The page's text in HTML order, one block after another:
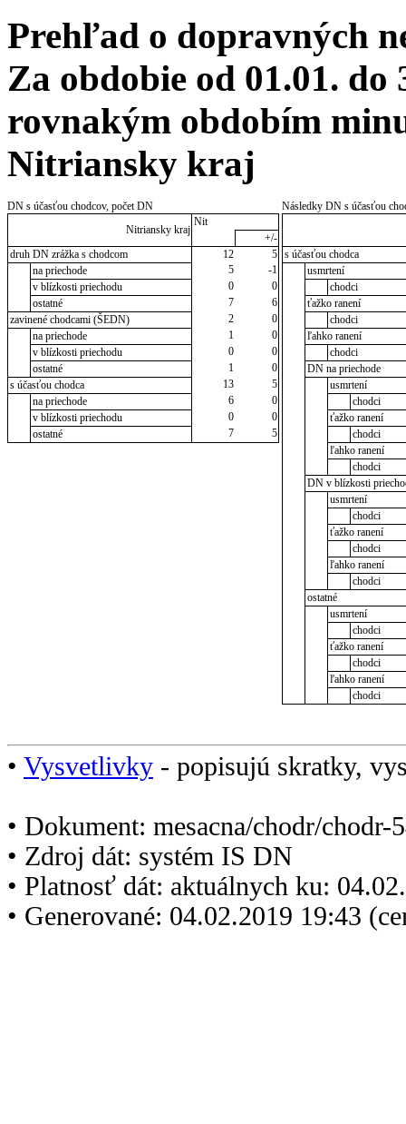
Prehľad o dopravných
Za obdobie od 01.01. do
rovnakým obdobím
Nitriansky kraj
DN s účasťou chodcov, počet DN
Nitriansky kraj
Nit
+/-
druh DN zrážka s chodcom
12
5
na priechode
5
-1
v blízkosti priechodu
0
0
ostatné
7
6
zavinené chodcami (ŠEDN)
2
0
na priechode
1
0
v blízkosti priechodu
0
0
ostatné
1
0
s účasťou chodca
13
5
na priechode
6
0
v blízkosti priechodu
0
0
ostatné
7 5
Následky DN s účasťou
s účasťou chodca
usmrtení
chodci
ťažko ranení
chodci
ľahko ranení
chodci
DN na priechode
usmrtení
chodci
ťažko ranení
chodci
ľahko ranení
chodci
DN v blízkosti
usmrtení
chodci
ťažko ranení
chodci
ľahko ranení
chodci
ostatné
usmrtení
chodci
ťažko ranení
chodci
ľahko ranení
chodci
• Vysvetlivky - popisujú skratky,
• Dokument: mesacna/chodr/chodr-
• Zdroj dát: systém IS DN
• Platnosť dát: aktuálnych ku:
• Generované: 04.02.2019 19:43